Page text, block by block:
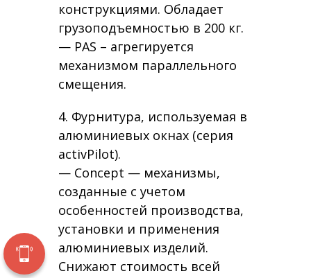
конструкциями. Обладает
грузоподъемностью в 200 кг.
— PAS – агрегируется
механизмом параллельного
смещения.
4. Фурнитура, используемая в
алюминиевых окнах (серия
activPilot).
— Concept — механизмы,
созданные с учетом
особенностей производства,
установки и применения
алюминиевых изделий.
Снижают стоимость всей